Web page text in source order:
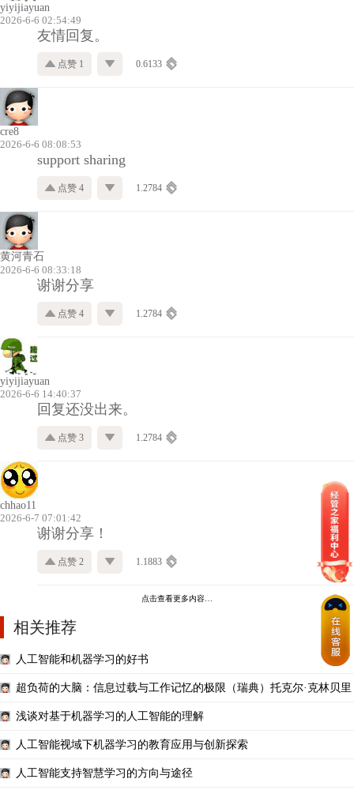
yiyijiayuan
2026-6-6 02:54:49
友情回复。
点赞 1 0.6133
cre8
2026-6-6 08:08:53
support sharing
点赞 4 1.2784
黄河青石
2026-6-6 08:33:18
谢谢分享
点赞 4 1.2784
yiyijiayuan
2026-6-6 14:40:37
回复还没出来。
点赞 3 1.2784
chhao11
2026-6-7 07:01:42
谢谢分享！
点赞 2 1.1883
点击查看更多内容…
相关推荐
人工智能和机器学习的好书
超负荷的大脑：信息过载与工作记忆的极限（瑞典）托克尔·克林贝里
浅谈对基于机器学习的人工智能的理解
人工智能视域下机器学习的教育应用与创新探索
人工智能支持智慧学习的方向与途径